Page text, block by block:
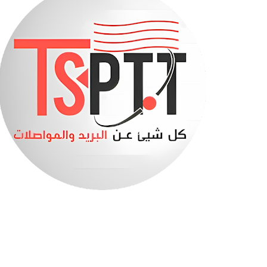
بريد الجزائر تطلق خدمة جديدة لتسهيل الوصول إلى BARIDIMAP
سيدات الجزائر إلى ربع نهائي كأس أمم إفريقيا 2026
حادث مأساوي أخر في ولاية سطيف
صابرينة في قبضة الدرك الوطني (فيديو)
بنك السلام يعلن تمويل سكنات LPA بالتقسيط
هذا هو جديد مشاريع السكن الترقوي المدعم “LPA”
تفاصيل الزيادة في الأجور 2027
إتصالات الجزائر تطلق عرضا ترويجيا جديدا
السكن الترقوي المدعم -الصيغة الجديدة - الملف
وزير التربية يحسم موعد الدخول المدرسي
فتح التسجيلات لدورة أكتوبر عبر منصة «تكوين» وهذه